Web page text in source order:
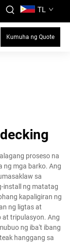
TL
Kumuha ng Quote
proseso na
ng mga barko. Ang
sa
install ng matatag
kapaligiran ng
ng ligtas at
at tripulasyon. Ang
ng iba't ibang
hanggang sa